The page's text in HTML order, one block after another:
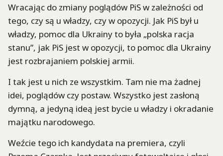
Wracając do zmiany poglądów PiS w zależności od
tego, czy są u władzy, czy w opozycji. Jak PiS był u
władzy, pomoc dla Ukrainy to była „polska racja
stanu”, jak PiS jest w opozycji, to pomoc dla Ukrainy
jest rozbrajaniem polskiej armii.
I tak jest u nich ze wszystkim. Tam nie ma żadnej
idei, poglądów czy postaw. Wszystko jest zasłoną
dymną, a jedyną ideą jest bycie u władzy i okradanie
majątku narodowego.
Weźcie tego ich kandydata na premiera, czyli